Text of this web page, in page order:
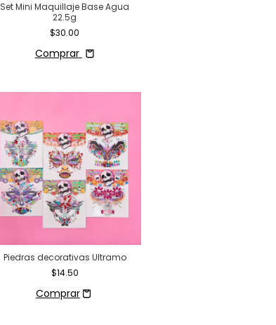
Set Mini Maquillaje Base Agua
22.5g
$30.00
Comprar
Piedras decorativas Ultramo
$14.50